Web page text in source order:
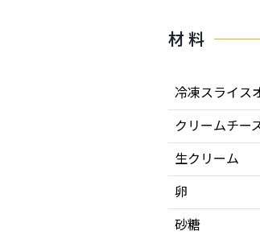
材 料
冷凍スライス
クリームチー
生クリーム
卵
砂糖